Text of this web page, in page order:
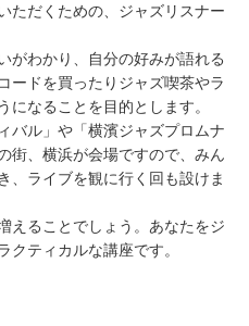
ただくための、ジャズリスナー
がわかり、自分の好みが語れる
ードを買ったりジャズ喫茶やラ
になることを目的とします。
バル」や「横濱ジャズプロムナ
街、横浜が会場ですので、みん
、ライブを観に行く回も設けま
えることでしょう。あなたをジ
クティカルな講座です。